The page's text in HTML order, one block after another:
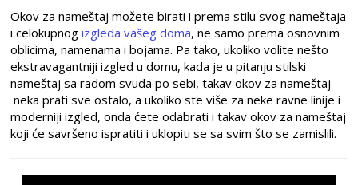
Okov za nameštaj možete birati i prema stilu svog nameštaja
i celokupnogizgleda vašeg doma, ne samo prema osnovnim
oblicima, namenama i bojama. Pa tako, ukoliko volite nešto
ekstravagantniji izgled u domu, kada je u pitanju stilski
nameštaj sa radom svuda po sebi, takav okov za nameštaj
neka prati sve ostalo, a ukoliko ste više za neke ravne linije i
moderniji izgled, onda ćete odabrati i takav okov za nameštaj
koji će savršeno ispratiti i uklopiti se sa svim što se zamislili.